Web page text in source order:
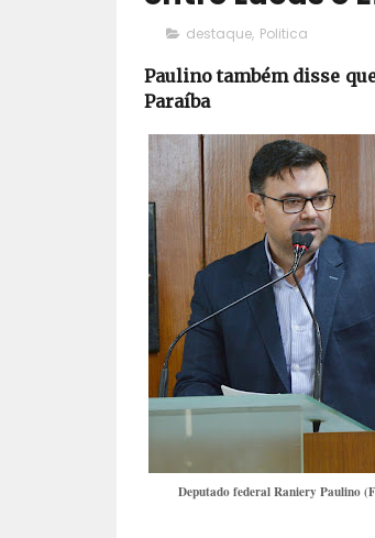
destaque, Politica
Paulino também disse
Paraíba
Deputado federal Raniery Paulino